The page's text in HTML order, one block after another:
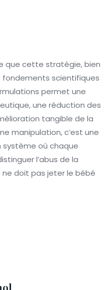
que cette stratégie, bien
fondements scientifiques
permet une
une réduction des
tangible de la
manipulation, c’est une
système où chaque
l’abus de la
ne doit pas jeter le bébé